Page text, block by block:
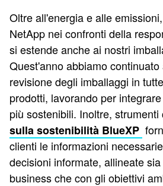
Oltre all'energia e alle
NetApp nei confronti della
si estende anche ai nostri
Quest'anno abbiamo
revisione degli imballaggi in
prodotti, lavorando per
più sostenibili. Inoltre, strumenti
sulla sostenibilità BlueXP
clienti le informazioni
decisioni informate, allineate
business che con gli obiettivi